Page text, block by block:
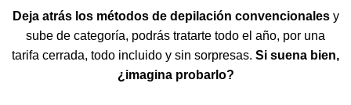
Deja atrás los métodos de depilación convencionalesy
sube de categoría, podrás tratarte todo el año, por una
tarifa cerrada, todo incluido y sin sorpresas. Si suena bien,
¿imagina probarlo?